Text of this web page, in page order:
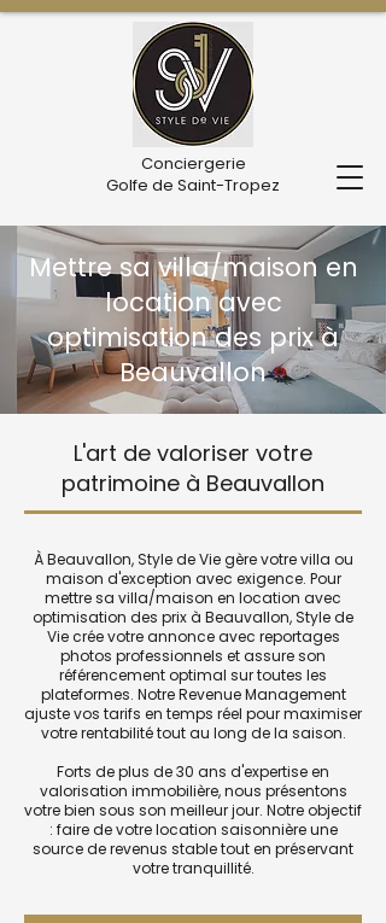
Conciergerie
Golfe de Saint-Tropez
Mettre sa villa/maison en
location avec
optimisation des prix à
Beauvallon
L'art de valoriser votre
patrimoine à Beauvallon
À Beauvallon, Style de Vie gère votre villa ou
maison d'exception avec exigence. Pour
mettre sa villa/maison en location avec
optimisation des prix à Beauvallon, Style de
Vie crée votre annonce avec reportages
photos professionnels et assure son
référencement optimal sur toutes les
plateformes. Notre Revenue Management
ajuste vos tarifs en temps réel pour maximiser
votre rentabilité tout au long de la saison.
Forts de plus de 30 ans d'expertise en
valorisation immobilière, nous présentons
votre bien sous son meilleur jour. Notre objectif
: faire de votre location saisonnière une
source de revenus stable tout en préservant
votre tranquillité.